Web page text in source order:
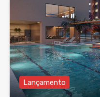
Lançamento